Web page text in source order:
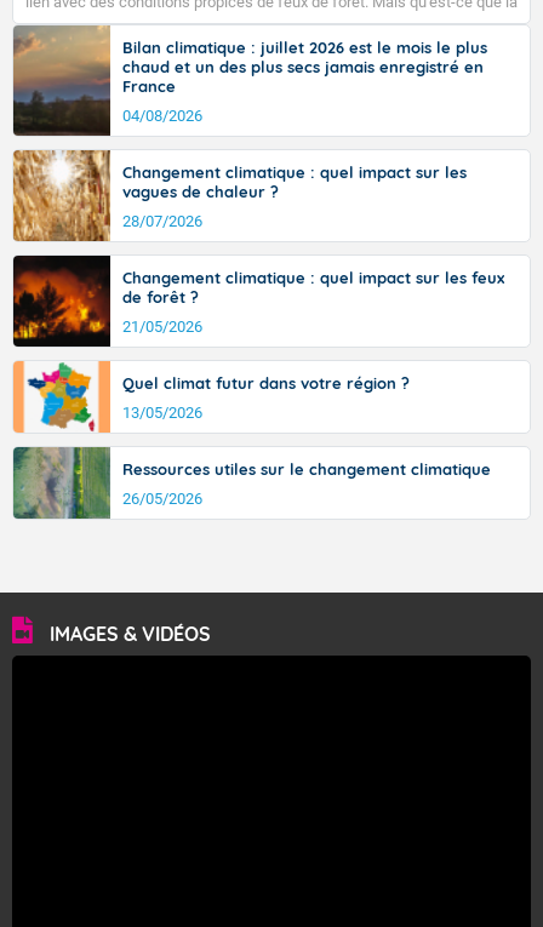
tramontane ? Quelles sont ses caractéristiques ? La tramontane est un
vent turbulent soufflant de secteur nord-ouest à nord, ou ouest à nord-
ouest, dans un secteur qui part du Roussillon à la vallée de l’Aude et à
l’ouest de l’Hérault. L’étymologie de ce vent vient du latin trasmontanus,
signifiant au-delà des monts, en allusion aux régions montagneuses
d’où provient ce vent.
Bilan climatique : juillet 2026 est le mois le plus
chaud et un des plus secs jamais enregistré en
France
04/08/2026
Changement climatique : quel impact sur les
vagues de chaleur ?
28/07/2026
Changement climatique : quel impact sur les feux
de forêt ?
21/05/2026
Quel climat futur dans votre région ?
13/05/2026
Ressources utiles sur le changement climatique
26/05/2026
IMAGES & VIDÉOS